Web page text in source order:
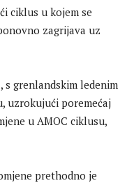
ciklus u kojem se
zagrijava uz
s grenlandskim ledenim
uzrokujući poremećaj
u AMOC ciklusu,
prethodno je